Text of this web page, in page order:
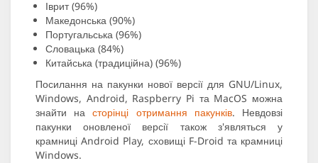
Іврит (96%)
Македонська (90%)
Португальська (96%)
Словацька (84%)
Китайська (традиційна) (96%)
Посилання на пакунки нової версії для GNU/Linux,
Windows, Android, Raspberry Pi та MacOS можна
знайти насторінці отримання пакунків. Невдовзі
пакунки оновленої версії також з'являться у
крамниці Android Play, сховищі F-Droid та крамниці
Windows.